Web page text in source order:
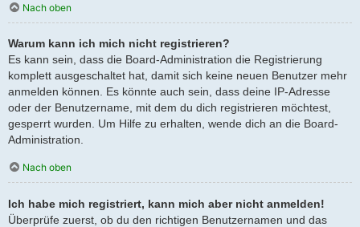
Nach oben
Warum kann ich mich nicht registrieren?
Es kann sein, dass die Board-Administration die Registrierung
komplett ausgeschaltet hat, damit sich keine neuen Benutzer mehr
anmelden können. Es könnte auch sein, dass deine IP-Adresse
oder der Benutzername, mit dem du dich registrieren möchtest,
gesperrt wurden. Um Hilfe zu erhalten, wende dich an die Board-
Administration.
Nach oben
Ich habe mich registriert, kann mich aber nicht anmelden!
Überprüfe zuerst, ob du den richtigen Benutzernamen und das